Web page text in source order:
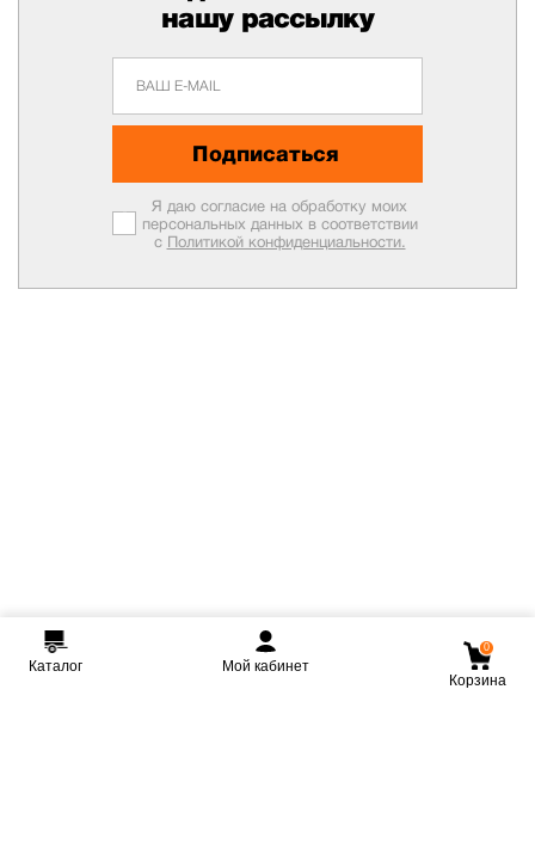
нашу рассылку
Подписаться
Я даю согласие на обработку моих
персональных данных в соответствии
с Политикой конфиденциальности.
Каталог Мой кабинет
0
Корзина